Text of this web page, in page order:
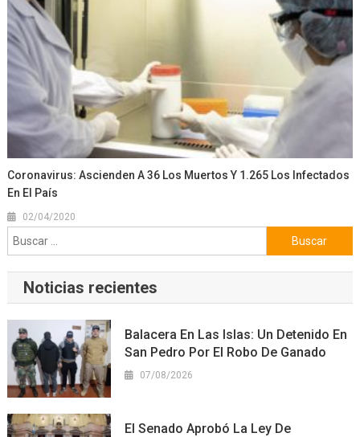
Coronavirus: Ascienden A 36 Los Muertos Y 1.265 Los Infectados
En El País
02/04/2020
Buscar:
Noticias recientes
Balacera En Las Islas: Un Detenido En
San Pedro Por El Robo De Ganado
07/08/2026
El Senado Aprobó La Ley De